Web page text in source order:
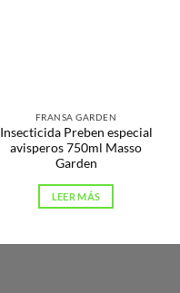
FRANSA GARDEN
Insecticida Preben especial
avisperos 750ml Masso
Garden
LEER MÁS